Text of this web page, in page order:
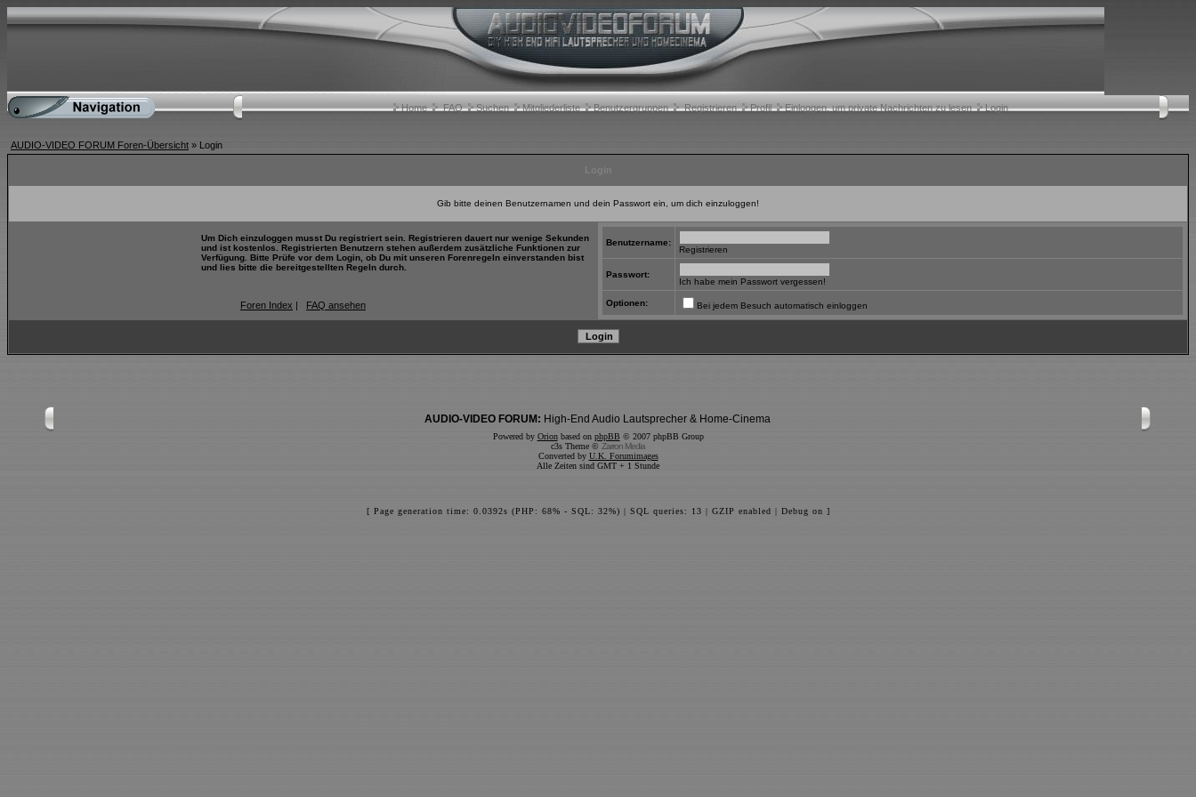
Home FAQ Suchen Mitgliederliste Benutzergruppen Registrieren Profil Einloggen, um private Nachrichten zu lesen Login
AUDIO-VIDEO FORUM Foren-Übersicht » Login
Gib bitte deinen Benutzernamen und dein Passwort ein, um dich einzuloggen!
Um Dich einzuloggen musst Du registriert sein. Registrieren dauert nur wenige Sekunden
und ist kostenlos. Registrierten Benutzern stehen außerdem zusätzliche Funktionen zur
Verfügung. Bitte Prüfe vor dem Login, ob Du mit unseren Forenregeln einverstanden bist
und lies bitte die bereitgestellten Regeln durch.
Foren Index | FAQ ansehen
Benutzername:
Registrieren
Passwort:
Ich habe mein Passwort vergessen!
Optionen: Bei jedem Besuch automatisch einloggen
AUDIO-VIDEO FORUM: High-End Audio Lautsprecher & Home-Cinema
Powered by Orionbased on phpBB © 2007 phpBB Group
c3s Theme © Zarron Media
Converted by U.K. Forumimages
Alle Zeiten sind GMT + 1 Stunde
[ Page generation time: 0.0392s (PHP: 68% - SQL: 32%) | SQL queries: 13 | GZIP enabled | Debug on ]